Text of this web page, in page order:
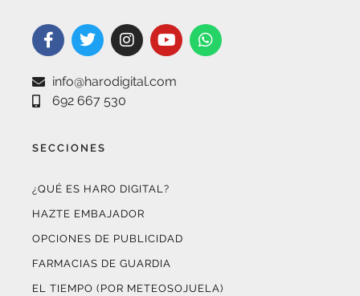
info@harodigital.com
692 667 530
SECCIONES
¿QUÉ ES HARO DIGITAL?
HAZTE EMBAJADOR
OPCIONES DE PUBLICIDAD
FARMACIAS DE GUARDIA
EL TIEMPO (POR METEOSOJUELA)